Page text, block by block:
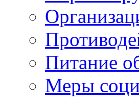
Питание
Меры